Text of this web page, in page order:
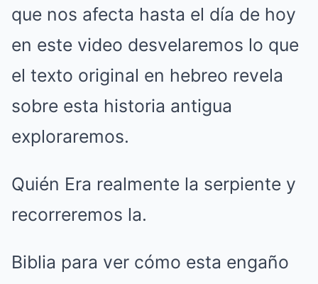
que nos afecta hasta el día de hoy
en este video desvelaremos lo que
el texto original en hebreo revela
sobre esta historia antigua
exploraremos.
Quién Era realmente la serpiente y
recorreremos la.
Biblia para ver cómo esta engaño